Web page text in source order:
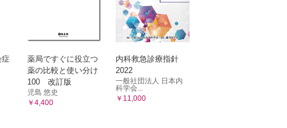
薬局ですぐに役立つ
薬の比較と使い分け
100 改訂版
児島 悠史
￥4,400
内科救急診療指針
2022
一般社団法人 日本内
科学会...
￥11,000